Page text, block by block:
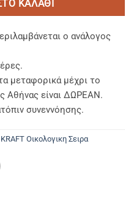
ΚΑΛΆΘΙ
ο ανάλογος
μεταφορικά μέχρι το
Αθήνας είναι ΔΩΡΕΑΝ.
συνεννόησης.
KRAFT Οικολογικη Σειρα